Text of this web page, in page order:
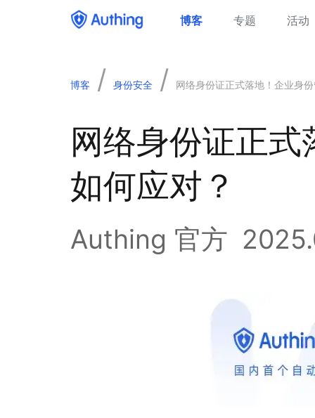
博客 专题 活动
博客 / 身份安全 / 网络身份证正式落地！企业身
网络身份证正
如何应对？
Authing 官方